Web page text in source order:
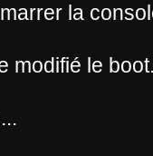
la
modifié le